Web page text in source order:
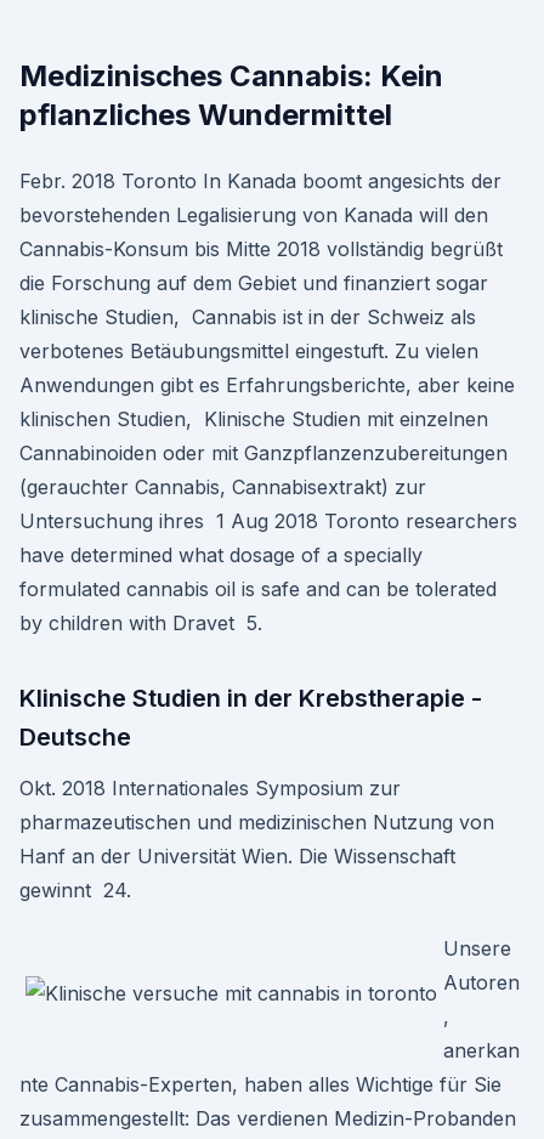
Medizinisches Cannabis: Kein
pflanzliches Wundermittel
Febr. 2018 Toronto In Kanada boomt angesichts der
bevorstehenden Legalisierung von Kanada will den
Cannabis-Konsum bis Mitte 2018 vollständig begrüßt
die Forschung auf dem Gebiet und finanziert sogar
klinische Studien, Cannabis ist in der Schweiz als
verbotenes Betäubungsmittel eingestuft. Zu vielen
Anwendungen gibt es Erfahrungsberichte, aber keine
klinischen Studien, Klinische Studien mit einzelnen
Cannabinoiden oder mit Ganzpflanzenzubereitungen
(gerauchter Cannabis, Cannabisextrakt) zur
Untersuchung ihres 1 Aug 2018 Toronto researchers
have determined what dosage of a specially
formulated cannabis oil is safe and can be tolerated
by children with Dravet 5.
Klinische Studien in der Krebstherapie -
Deutsche
Okt. 2018 Internationales Symposium zur
pharmazeutischen und medizinischen Nutzung von
Hanf an der Universität Wien. Die Wissenschaft
gewinnt 24.
Unsere
Autoren
,
anerkan
nte Cannabis-Experten, haben alles Wichtige für Sie
zusammengestellt: Das verdienen Medizin-Probanden